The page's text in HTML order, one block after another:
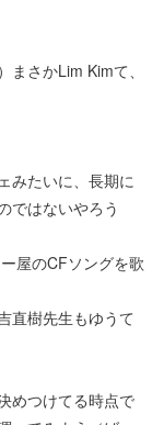
さかLim Kimて、
みたいに、長期に
ではないやろう
屋のCFソングを歌
直樹先生もゆうて
めつけてる時点で